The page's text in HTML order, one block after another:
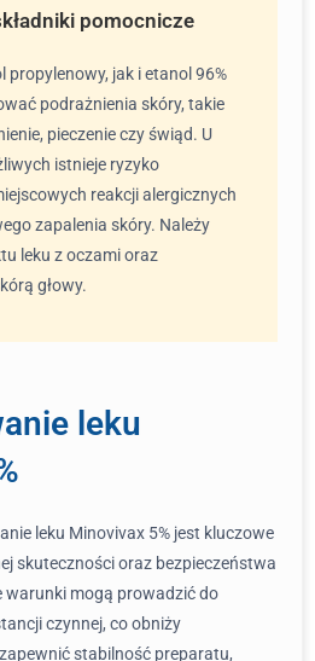
pomocnicze
propylenowy, jak i etanol 96%
podrażnienia skóry, takie
pieczenie czy świąd. U
istnieje ryzyko
reakcji alergicznych
zapalenia skóry. Należy
leku z oczami oraz
głowy.
leku
leku Minovivax 5% jest kluczowe
skuteczności oraz bezpieczeństwa
warunki mogą prowadzić do
czynnej, co obniży
stabilność preparatu,